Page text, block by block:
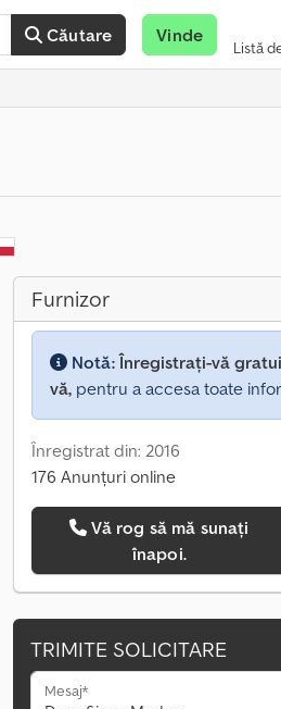
Căutare Vinde
Listă
Furnizor
Notă:Înregistrați-vă
vă, pentru a accesa toate
Înregistrat din: 2016
176 Anunțuri online
Vă rog să mă sunați
înapoi.
TRIMITE SOLICITARE
Mesaj*